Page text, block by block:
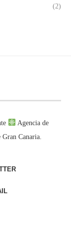
(2)
Agencia de
Canaria.